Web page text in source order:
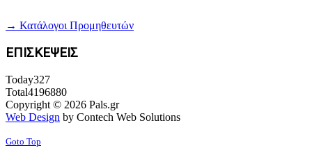
→ Κατάλογοι Προμηθευτών
ΕΠΙΣΚΕΨΕΙΣ
Today327
Total4196880
Copyright © 2026 Pals.gr
Web Design by Contech Web Solutions
Goto Top